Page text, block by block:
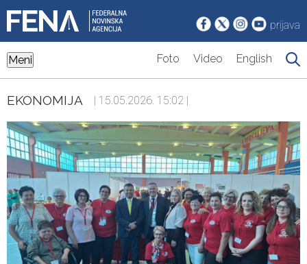
prijava
Meni Foto Video English
EKONOMIJA | 15.05.2026. 15:02 |